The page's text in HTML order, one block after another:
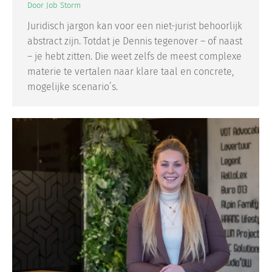
Door Job Storm
Juridisch jargon kan voor een niet-jurist behoorlijk
abstract zijn. Totdat je Dennis tegenover – of naast
– je hebt zitten. Die weet zelfs de meest complexe
materie te vertalen naar klare taal en concrete,
mogelijke scenario’s.